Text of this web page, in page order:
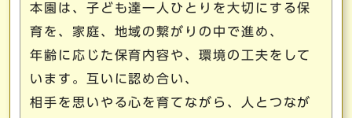
本園は、子ども達一人ひとりを大切にする保
育を、家庭、地域の繋がりの中で進め、
年齢に応じた保育内容や、環境の工夫をして
います。互いに認め合い、
相手を思いやる心を育てながら、人とつなが